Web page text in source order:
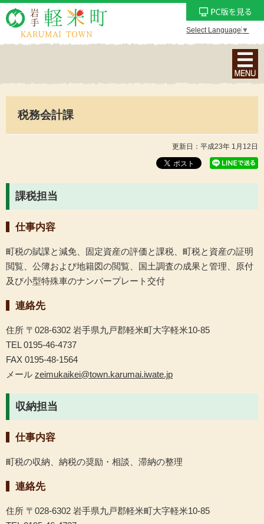
Select Language ▼
ナ
ビ
ン
メ
示
税務会計課
更新日：平成23年 1月12日
課税担当
仕事内容
町税の賦課と減免、固定資産の評価と課税、町税と資産の証明
閲覧、公簿および地籍図の閲覧、国土調査の成果と管理、原付
及び小型特殊車のナンバープレート交付
連絡先
住所 〒028-6302 岩手県九戸郡軽米町大字軽米10-85
TEL 0195-46-4737
FAX 0195-48-1564
メール zeimukaikei@town.karumai.iwate.jp
収納担当
仕事内容
町税の収納、納税の奨励・相談、滞納の整理
連絡先
住所 〒028-6302 岩手県九戸郡軽米町大字軽米10-85